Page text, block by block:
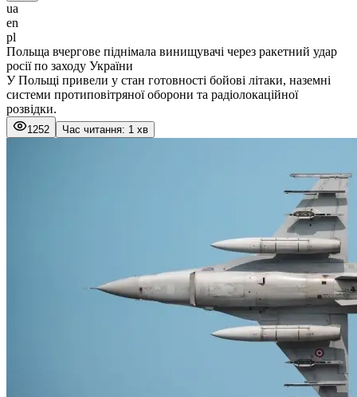
ua
en
pl
Польща вчергове піднімала винищувачі через ракетний удар
росії по заходу України
У Польщі привели у стан готовності бойові літаки, наземні
системи протиповітряної оборони та радіолокаційної
розвідки.
1252 Час читання: 1 хв